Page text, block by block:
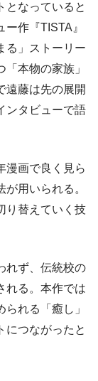
となっていると
作『TISTA』
る」ストーリー
本物の家族」
遠藤は先の展開
ンタビューで語
漫画で良く見ら
用いられる。
り替えていく技
れず、伝統校の
れる。本作では
れる「癒し」
につながったと